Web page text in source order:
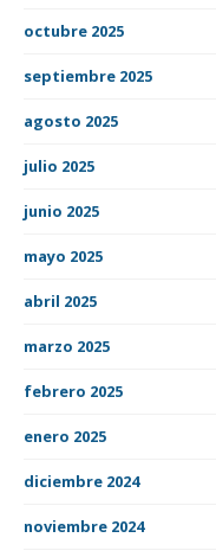
octubre 2025
septiembre 2025
agosto 2025
julio 2025
junio 2025
mayo 2025
abril 2025
marzo 2025
febrero 2025
enero 2025
diciembre 2024
noviembre 2024